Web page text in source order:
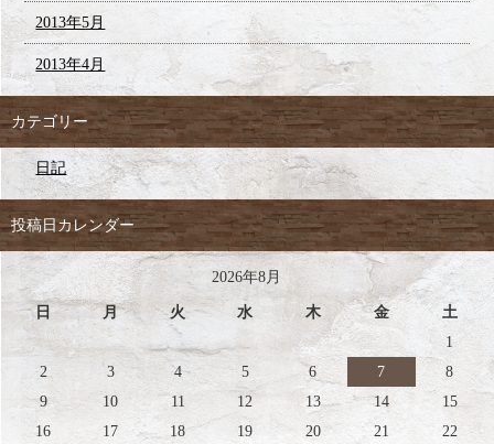
2013年5月
2013年4月
カテゴリー
日記
投稿日カレンダー
2026年8月
日 月 火 水 木 金
土
1
2
3 4 5 6 7
8
9
10 11 12 13 14
15
16
17 18 19 20 21 22